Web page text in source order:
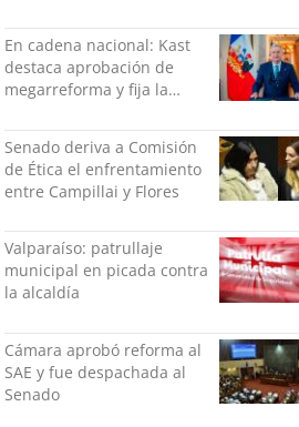
En cadena nacional: Kast
destaca aprobación de
megarreforma y fija la
desafío del Gobierno
Senado deriva a Comisión
de Ética el enfrentamiento
entre Campillai y Flores
Valparaíso: patrullaje
municipal en picada contra
la alcaldía
Cámara aprobó reforma al
SAE y fue despachada al
Senado